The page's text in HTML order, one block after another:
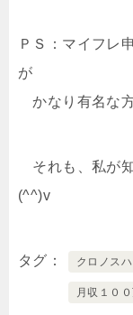
ＰＳ：マイフレ
が
かなり有名な
それも、私が
(^^)v
タグ クロノスハ
月収１０